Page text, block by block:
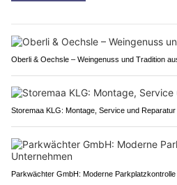
Oberli & Oechsle – Weingenuss und Tradition
Storemaa KLG: Montage, Service und
Parkwächter GmbH: Moderne